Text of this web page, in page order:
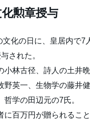
勲章授与
化の日に、皇居内で7
された。
小林古径、詩人の土井
野英一、生物学の藤井
学の田辺元の7氏。
に百万円が贈られること